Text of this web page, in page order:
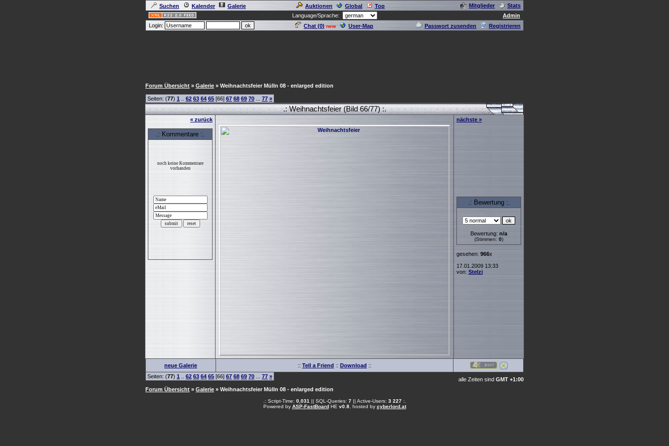
Suchen Kalender Galerie Auktionen Global Top Mitglieder
Stats
Language/Sprache:
Admin
Login:
Chat (0) new User-Map Passwort zusenden Registrieren
Forum Übersicht » Galerie » Weihnachtsfeier Mülln 08 - enlarged edition
Seiten: (77) 1 62 63 64 65 [66] 67 68 69 70 77 »
.: Weihnachtsfeier (Bild 66/77) :.
« zurück
.: Kommentare :.
nächste »
.: Bewertung :.
Bewertung: n/a
(Stimmen: 0)
gesehen: 966x
17.01.2009 13:33
von: Stelzi
neue Galerie :: Tell a Friend :: Download ::
Seiten: (77) 1 62 63 64 65 [66] 67 68 69 70 77 » alle Zeiten sind GMT +1:00
Forum Übersicht » Galerie » Weihnachtsfeier Mülln 08 - enlarged edition
.: Script-Time: 0,031 || SQL-Queries: 7|| Active-Users: 3 227:.
Powered by ASP-FastBoardHE v0.8, hosted by cyberlord.at